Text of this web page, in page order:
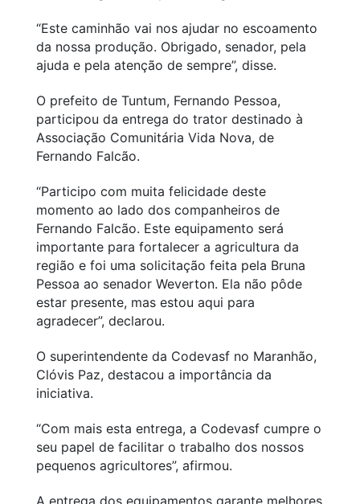
“Este caminhão vai nos ajudar no escoamento
da nossa produção. Obrigado, senador, pela
ajuda e pela atenção de sempre”, disse.
O prefeito de Tuntum, Fernando Pessoa,
participou da entrega do trator destinado à
Associação Comunitária Vida Nova, de
Fernando Falcão.
“Participo com muita felicidade deste
momento ao lado dos companheiros de
Fernando Falcão. Este equipamento será
importante para fortalecer a agricultura da
região e foi uma solicitação feita pela Bruna
Pessoa ao senador Weverton. Ela não pôde
estar presente, mas estou aqui para
agradecer”, declarou.
O superintendente da Codevasf no Maranhão,
Clóvis Paz, destacou a importância da
iniciativa.
“Com mais esta entrega, a Codevasf cumpre o
seu papel de facilitar o trabalho dos nossos
pequenos agricultores”, afirmou.